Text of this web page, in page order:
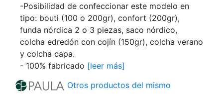
-Posibilidad de confeccionar este modelo en
tipo: bouti (100 o 200gr), confort (200gr),
funda nórdica 2 o 3 piezas, saco nórdico,
colcha edredón con cojín (150gr), colcha verano
y colcha capa.
- 100% fabricado [leer más]
Otros productos del mismo